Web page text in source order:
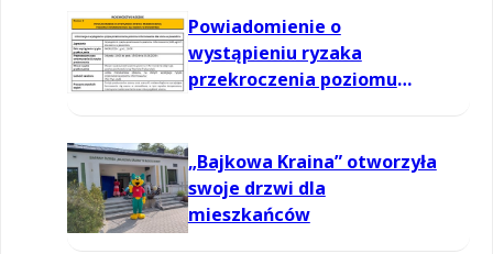
Powiadomienie o
wystąpieniu ryzaka
przekroczenia poziomu
„Bajkowa Kraina” otworzyła
swoje drzwi dla
mieszkańców